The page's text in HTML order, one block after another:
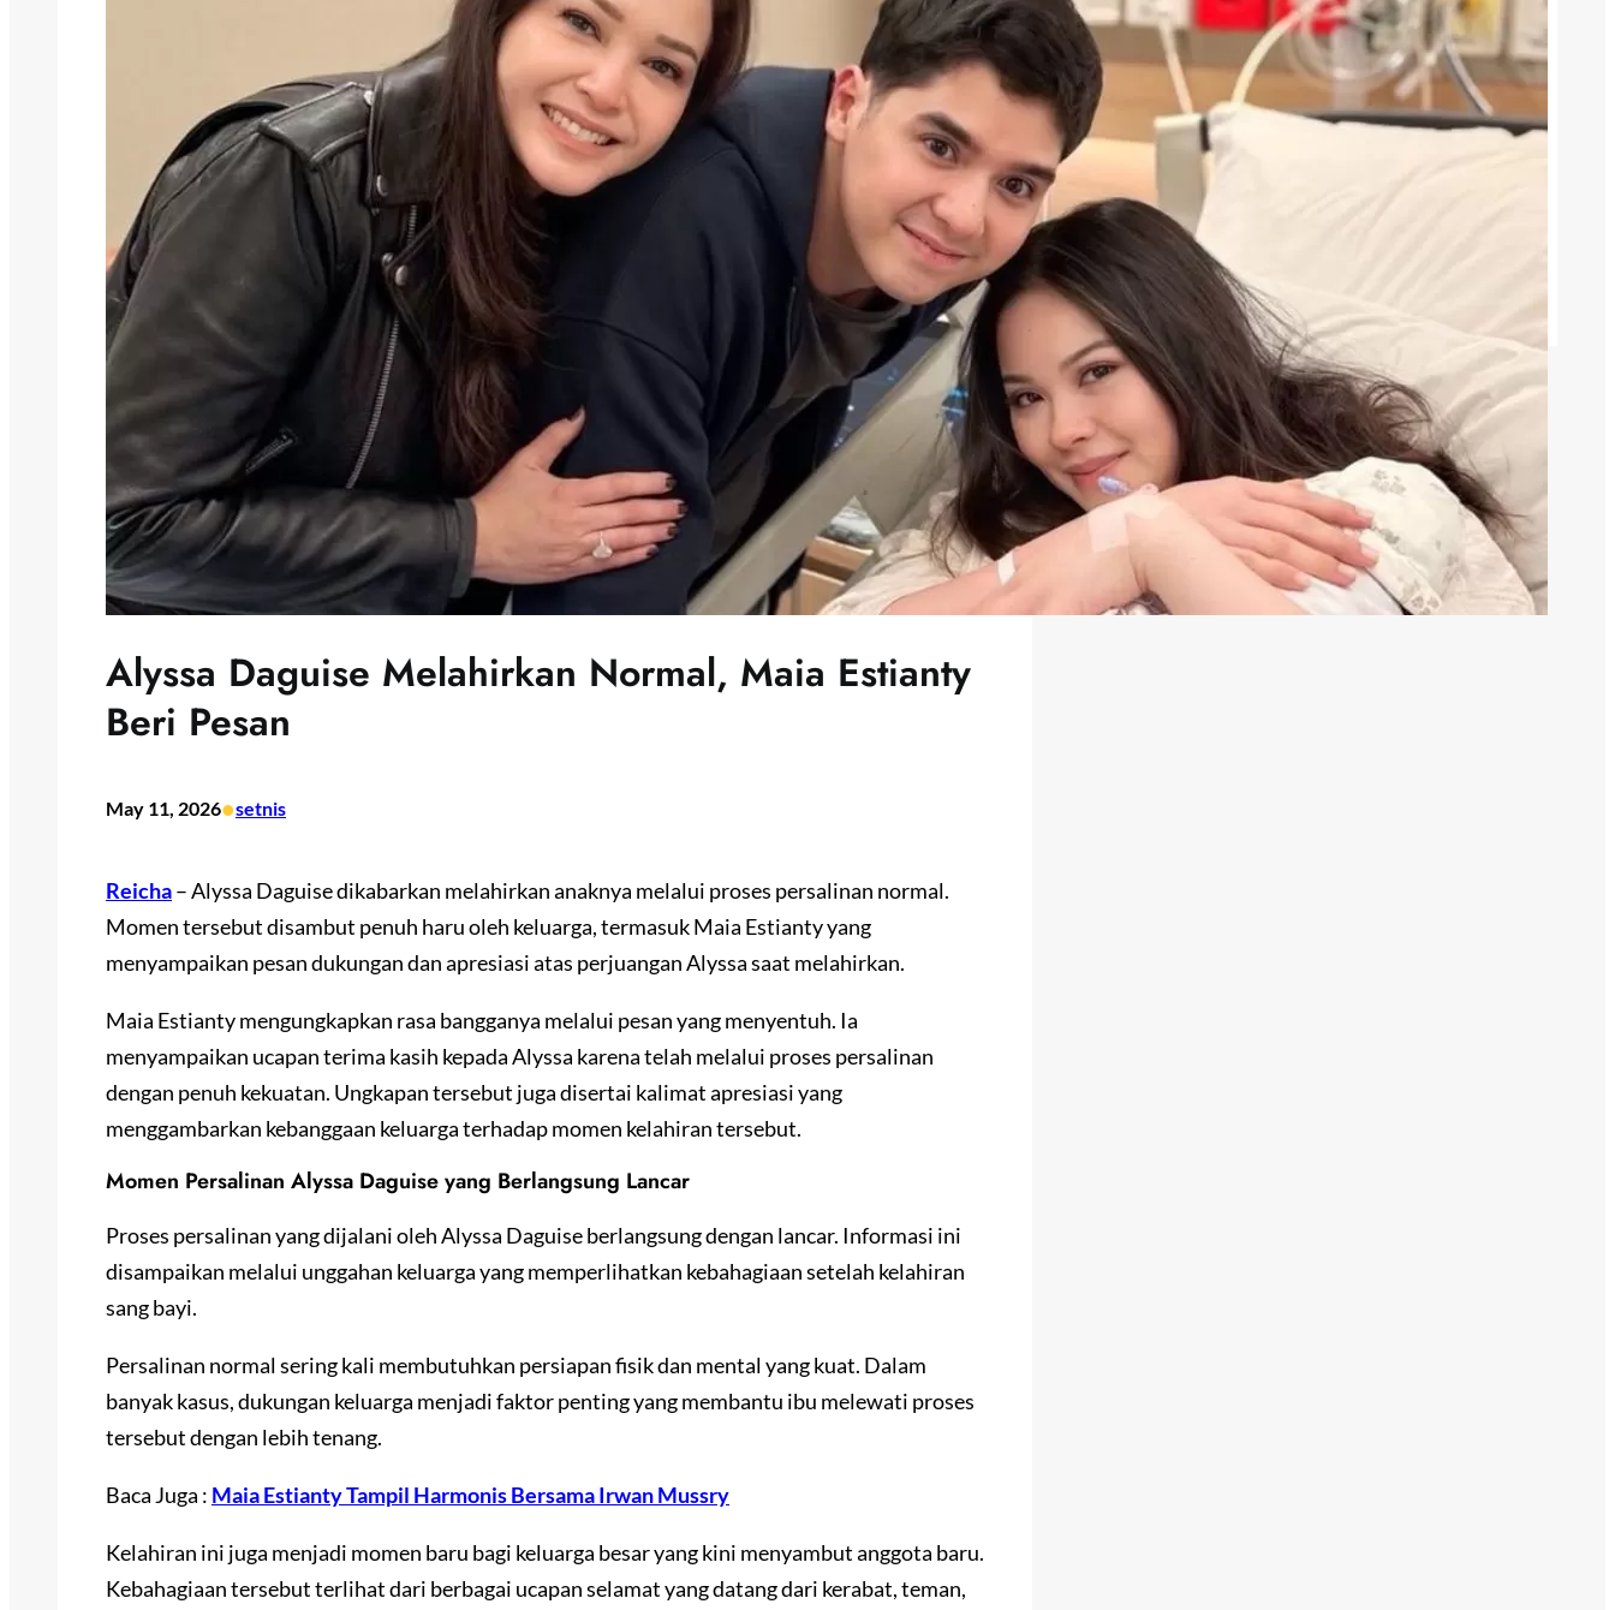
Alyssa Daguise Melahirkan Normal, Maia Estianty
Beri Pesan
May 11, 2026•setnis
Reicha– Alyssa Daguise dikabarkan melahirkan anaknya melalui proses persalinan normal.
Momen tersebut disambut penuh haru oleh keluarga, termasuk Maia Estianty yang
menyampaikan pesan dukungan dan apresiasi atas perjuangan Alyssa saat melahirkan.
Maia Estianty mengungkapkan rasa bangganya melalui pesan yang menyentuh. Ia
menyampaikan ucapan terima kasih kepada Alyssa karena telah melalui proses persalinan
dengan penuh kekuatan. Ungkapan tersebut juga disertai kalimat apresiasi yang
menggambarkan kebanggaan keluarga terhadap momen kelahiran tersebut.
Momen Persalinan Alyssa Daguise yang Berlangsung Lancar
Proses persalinan yang dijalani oleh Alyssa Daguise berlangsung dengan lancar. Informasi ini
disampaikan melalui unggahan keluarga yang memperlihatkan kebahagiaan setelah kelahiran
sang bayi.
Persalinan normal sering kali membutuhkan persiapan fisik dan mental yang kuat. Dalam
banyak kasus, dukungan keluarga menjadi faktor penting yang membantu ibu melewati proses
tersebut dengan lebih tenang.
Baca Juga : Maia Estianty Tampil Harmonis Bersama Irwan Mussry
Kelahiran ini juga menjadi momen baru bagi keluarga besar yang kini menyambut anggota baru.
Kebahagiaan tersebut terlihat dari berbagai ucapan selamat yang datang dari kerabat, teman,
August 7, 2026
Pihak ART Nur Khawatir Erin Wartia
Hilangkan Barang
August 6, 2026
August 4, 2026